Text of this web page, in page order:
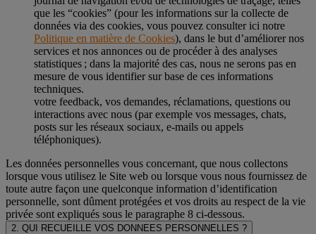
que les “cookies” (pour les informations sur la collecte de
données via des cookies, vous pouvez consulter ici notre
Politique en matière de Cookies), dans le but d’améliorer nos
services et nos annonces ou de procéder à des analyses
statistiques ; dans la majorité des cas, nous ne serons pas en
mesure de vous identifier sur base de ces informations
techniques.
votre feedback, vos demandes, réclamations, questions ou
interactions avec nous (par exemple vos messages, chats,
posts sur les réseaux sociaux, e-mails ou appels
téléphoniques).
Les données personnelles vous concernant, que nous collectons
lorsque vous utilisez le Site web ou lorsque vous nous fournissez de
toute autre façon une quelconque information d’identification
personnelle, sont dûment protégées et vos droits au respect de la vie
privée sont expliqués sous le paragraphe 8 ci-dessous.
2. QUI RECUEILLE VOS DONNEES PERSONNELLES ?